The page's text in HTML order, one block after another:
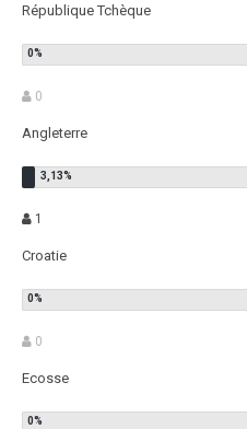
République Tchèque
0
Angleterre
1
Croatie
0
Ecosse